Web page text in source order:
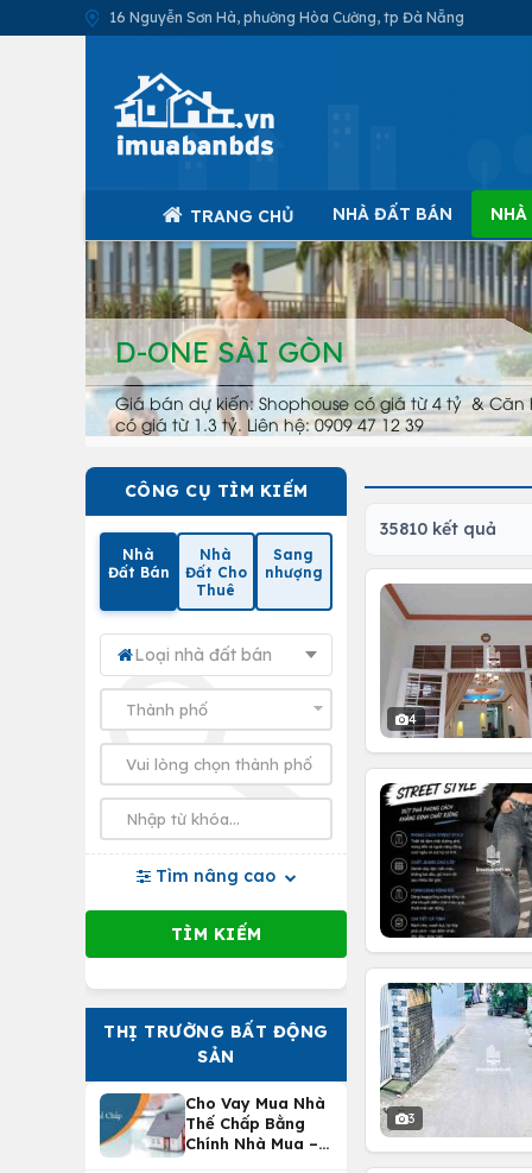
16 Nguyễn Sơn Hà, phường Hòa Cường, tp Đà Nẵng
TRANG CHỦ NHÀ ĐẤT BÁN
D-ONE SÀI GÒN
Giá bán dự kiến: Shophouse có giá từ 4 tỷ & Căn
có giá từ 1.3 tỷ. Liên hệ: 0909 47 12 39
CÔNG CỤ TÌM KIẾM
Nhà
Đất Bán
Nhà
Đất Cho
Thuê
Sang
nhượng
Loại nhà đất bán
Tìm nâng cao
THỊ TRƯỜNG BẤT ĐỘNG
SẢN
Cho Vay Mua Nhà
Thế Chấp Bằng
Chính Nhà Mua –
35810 kết quả
4
3